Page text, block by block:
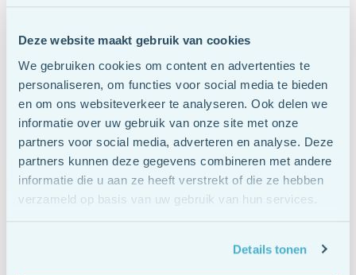
Deze website maakt gebruik van cookies
We gebruiken cookies om content en advertenties te
personaliseren, om functies voor social media te bieden
en om ons websiteverkeer te analyseren. Ook delen we
informatie over uw gebruik van onze site met onze
partners voor social media, adverteren en analyse. Deze
partners kunnen deze gegevens combineren met andere
informatie die u aan ze heeft verstrekt of die ze hebben
verzameld op basis van uw gebruik van hun services.
Details tonen
behandelmethode waarbij gebruik gemaakt wordt van
interventies gericht op de lichaamsbeleving en het
bewegingsgedrag. Door sport en spel of
lichaamsgeoriënteerde oefeningen kom je letterlijk in
beweging of sta je juist stil bij ervaringen. De oefeningen in
de PMT maken je meer bewust van je lichaam, gevoelens en
gedachten. Zo leer je om lichaamssignalen, gevoelens en
gedragspatronen te herkennen, te verwoorden en begrijpen.
Zo kom je tot nieuwe ervaringen, inzichten en gedrag.
Hoe gaat vak therapie in zijn werk?